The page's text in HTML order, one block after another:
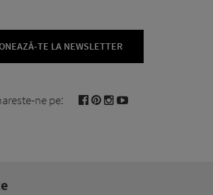
TE LA NEWSLETTER
ne pe: